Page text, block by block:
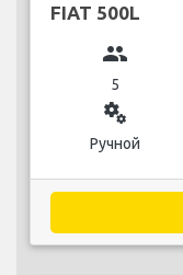
FIAT 500L
group
5
miscellaneous_services
Ручной